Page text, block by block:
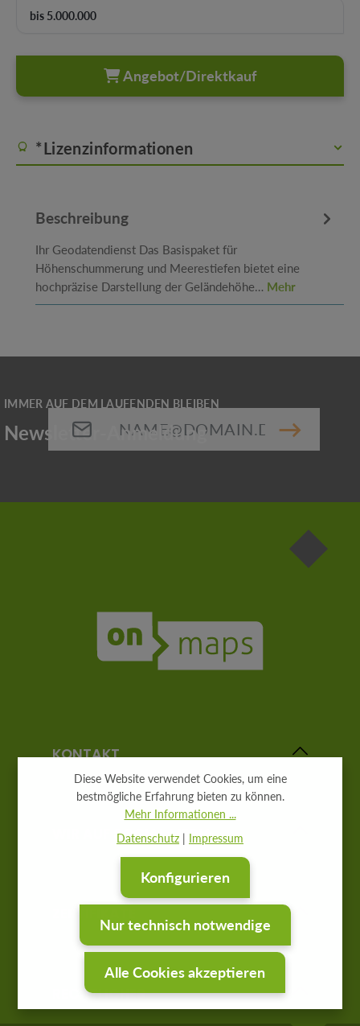
bis 5.000.000
Angebot/Direktkauf
*Lizenzinformationen
Beschreibung
Ihr Geodatendienst Das Basispaket für
Höhenschummerung und Meerestiefen bietet eine
hochpräzise Darstellung der Geländehöhe… Mehr
Pflichtfelder.
KONTAKT
WIR AUF SOCIAL MEDIA
RECHTLICHES
Diese Website verwendet Cookies, um eine
bestmögliche Erfahrung bieten zu können.
Mehr Informationen ...
Datenschutz | Impressum
Nur technisch notwendige
Konfigurieren
Alle Cookies akzeptieren